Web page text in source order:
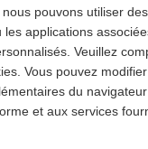
pouvons utiliser
applications
Veuillez
Vous pouvez
du
et aux services